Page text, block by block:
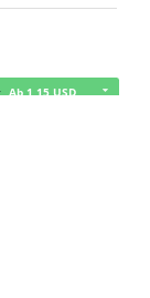
Ab 1,15 USD